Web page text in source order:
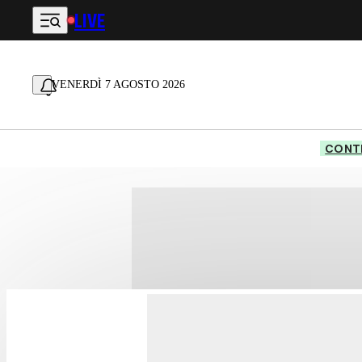
Vai al contenuto principale
LIVE
VENERDÌ 7 AGOSTO 2026